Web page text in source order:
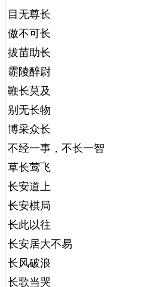
目无尊长
傲不可长
拔苗助长
霸陵醉尉
鞭长莫及
别无长物
博采众长
不经一事，不长一智
草长莺飞
长安道上
长安棋局
长此以往
长安居大不易
长风破浪
长歌当哭